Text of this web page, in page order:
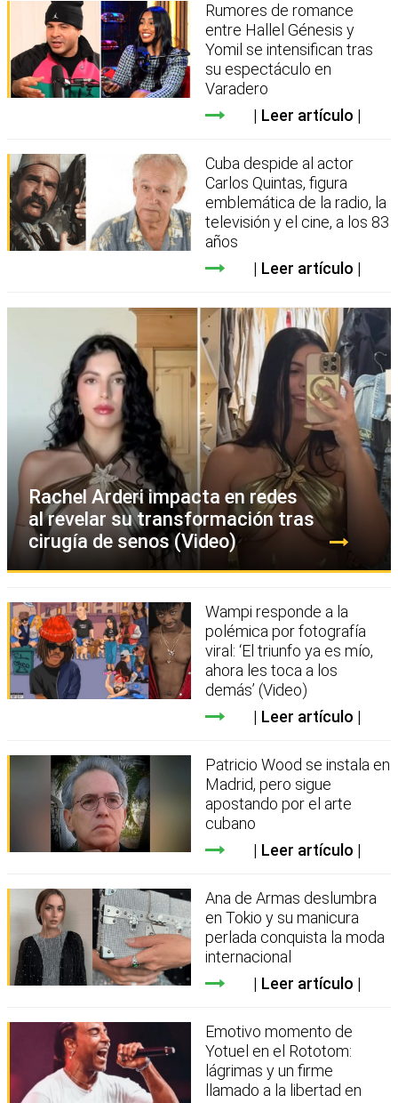
Rumores de romance
entre Hallel Génesis y
Yomil se intensifican tras
su espectáculo en
Varadero
Leer artículo
Cuba despide al actor
Carlos Quintas, figura
emblemática de la radio, la
televisión y el cine, a los 83
años
Leer artículo
Rachel Arderi impacta en redes
al revelar su transformación tras
cirugía de senos (Video)
Wampi responde a la
polémica por fotografía
viral: ‘El triunfo ya es mío,
ahora les toca a los
demás’ (Video)
Leer artículo
Patricio Wood se instala en
Madrid, pero sigue
apostando por el arte
cubano
Leer artículo
Ana de Armas deslumbra
en Tokio y su manicura
perlada conquista la moda
internacional
Leer artículo
Emotivo momento de
Yotuel en el Rototom:
lágrimas y un firme
llamado a la libertad en